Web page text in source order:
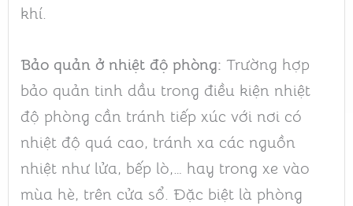
khí.
Bảo quản ở nhiệt độ phòng: Trường hợp
bảo quản tinh dầu trong điều kiện nhiệt
độ phòng cần tránh tiếp xúc với nơi có
nhiệt độ quá cao, tránh xa các nguồn
nhiệt như lửa, bếp lò,… hay trong xe vào
mùa hè, trên cửa sổ. Đặc biệt là phòng